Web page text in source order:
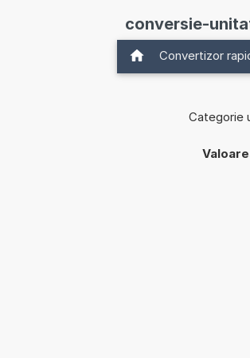
conversie-
Convertizor
Categorie